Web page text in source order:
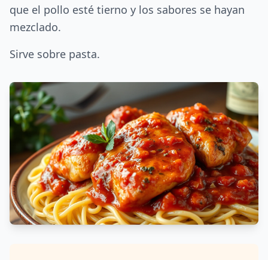
que el pollo esté tierno y los sabores se hayan
mezclado.
Sirve sobre pasta.